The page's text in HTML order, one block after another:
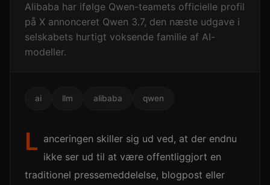
Alibaba har ifølge Qwen-teamets officielle profil
på X annonceret Qwen 3.7, den næste udgave i
selskabets hurtigt voksende familie af AI-
modeller.
ai llm alibaba qwen
L anceringen skiller sig ud ved, at der endnu
ikke ser ud til at være offentliggjort en
traditionel pressemeddelelse, blogpost eller